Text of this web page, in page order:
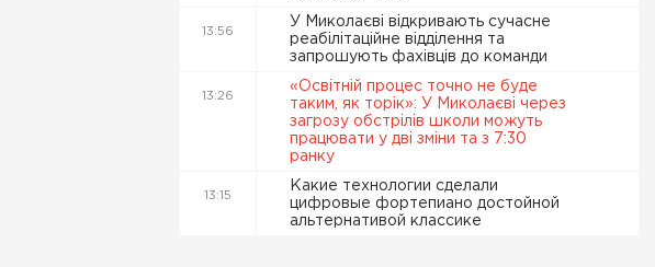
13:56
У Миколаєві відкривають сучасне
реабілітаційне відділення та
запрошують фахівців до команди
13:26
«Освітній процес точно не буде
таким, як торік»: У Миколаєві через
загрозу обстрілів школи можуть
працювати у дві зміни та з 7:30
ранку
13:15
Какие технологии сделали
цифровые фортепиано достойной
альтернативой классике